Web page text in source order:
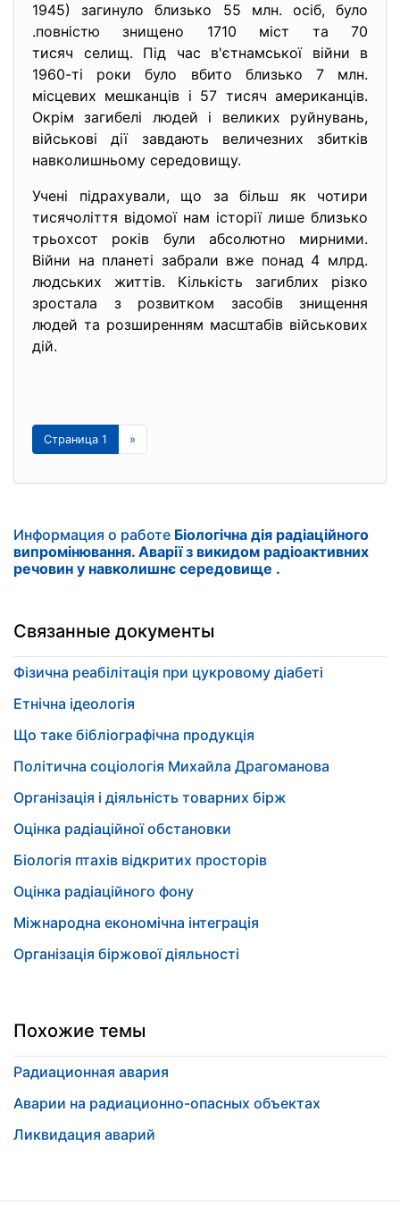
1945) загинуло близько 55 млн. осіб, було
.повністю знищено 1710 міст та 70
тисяч селищ. Під час в'єтнамської війни в
1960-ті роки було вбито близько 7 млн.
місцевих мешканців і 57 тисяч американців.
Окрім загибелі людей і великих руйнувань,
військові дії завдають величезних збитків
навколишньому середовищу.
Учені підрахували, що за більш як чотири
тисячоліття відомої нам історії лише близько
трьохсот років були абсолютно мирними.
Війни на планеті забрали вже понад 4 млрд.
людських життів. Кількість загиблих різко
зростала з розвитком засобів знищення
людей та розширенням масштабів військових
дій.
Страница 1 »
Информация о работе Біологічна дія радіаційного
випромінювання. Аварії з викидом радіоактивних
речовин у навколишнє середовище .
Связанные документы
Фізична реабілітація при цукровому діабеті
Етнічна ідеологія
Що таке бібліографічна продукція
Політична соціологія Михайла Драгоманова
Організація і діяльність товарних бірж
Оцінка радіаційної обстановки
Біологія птахів відкритих просторів
Оцінка радіаційного фону
Міжнародна економічна інтеграція
Організація біржової діяльності
Похожие темы
Радиационная авария
Аварии на радиационно-опасных объектах
Ликвидация аварий